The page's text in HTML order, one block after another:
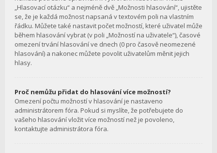
„Hlasovací otázku“ a nejméně dvě „Možnosti hlasování“, ujistěte
se, že je každá možnost napsaná v textovém poli na vlastním
řádku. Můžete také nastavit počet možností, které uživatel může
během hlasování vybrat (v poli „Možností na uživatele“), časové
omezení trvání hlasování ve dnech (0 pro časově neomezené
hlasování) a nakonec můžete povolit uživatelům měnit jejich
hlasy.
Proč nemůžu přidat do hlasování více možností?
Omezení počtu možností v hlasování je nastaveno
administrátorem fóra. Pokud si myslíte, že potřebujete do
vašeho hlasování vložit více možností než je povoleno,
kontaktujte administrátora fóra.